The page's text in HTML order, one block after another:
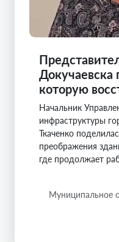
Докучаевска
которую
Начальник
инфраструктуры
Ткаченко
преображения
где продолжает
Муниципальное